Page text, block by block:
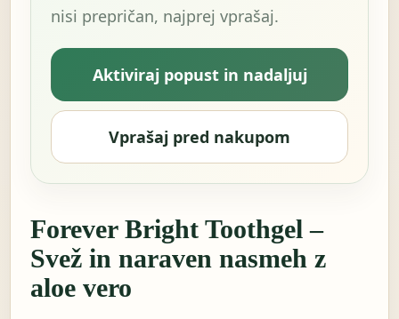
nisi prepričan, najprej vprašaj.
Aktiviraj popust in nadaljuj
Vprašaj pred nakupom
Forever Bright Toothgel –
Svež in naraven nasmeh z
aloe vero